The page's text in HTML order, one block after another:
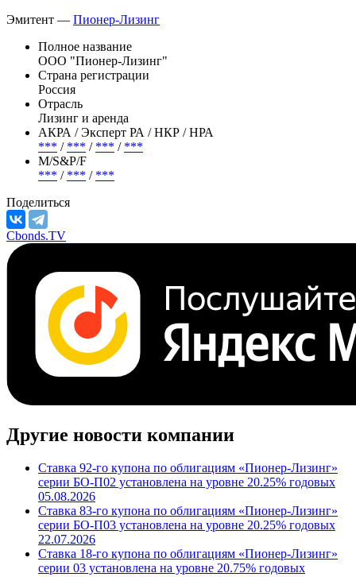
Эмитент — Пионер-Лизинг
Полное название
ООО "Пионер-Лизинг"
Страна регистрации
Россия
Отрасль
Лизинг и аренда
АКРА / Эксперт РА / НКР / НРА
*** / *** / *** / ***
М/S&P/F
*** / *** / ***
Поделиться
Cbonds.TV
Другие новости компании
Ставка 92-го купона по облигациям «Пионер-Лизинг»
серии БО-П02 установлена на уровне 20.25% годовых
05.08.2026
Ставка 83-го купона по облигациям «Пионер-Лизинг»
серии БО-П03 установлена на уровне 20.25% годовых
22.07.2026
Ставка 18-го купона по облигациям «Пионер-Лизинг»
серии 03 установлена на уровне 20.75% годовых